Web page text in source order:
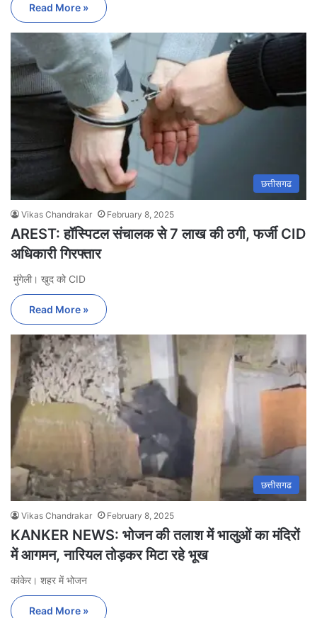
Read More »
छत्तीसगढ
Vikas Chandrakar February 8, 2025
AREST: हॉस्पिटल संचालक से 7 लाख की ठगी, फर्जी CID
अधिकारी गिरफ्तार
मुंगेली। खुद को CID
Read More »
छत्तीसगढ
Vikas Chandrakar February 8, 2025
KANKER NEWS: भोजन की तलाश में भालुओं का मंदिरों
में आगमन, नारियल तोड़कर मिटा रहे भूख
कांकेर। शहर में भोजन
Read More »